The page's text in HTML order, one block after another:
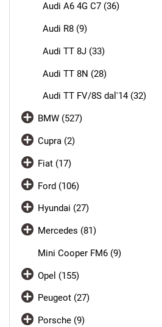
Audi A6 4G C7 (36)
Audi R8 (9)
Audi TT 8J (33)
Audi TT 8N (28)
Audi TT FV/8S dal'14 (32)
BMW (527)
Cupra (2)
Fiat (17)
Ford (106)
Hyundai (27)
Mercedes (81)
Mini Cooper FM6 (9)
Opel (155)
Peugeot (27)
Porsche (9)